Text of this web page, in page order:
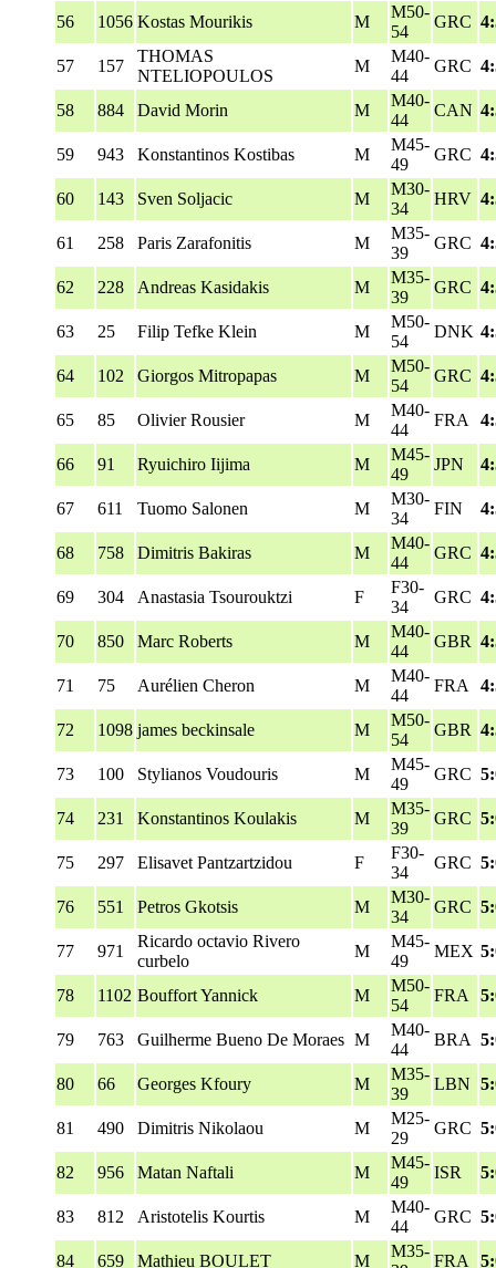
56 1056 Kostas Mourikis M
M50-
54
GRC
57 157
THOMAS
NTELIOPOULOS
M
M40-
44
GRC
58 884 David Morin M
M40-
44
CAN
59 943 Konstantinos Kostibas M
M45-
49
GRC
60 143 Sven Soljacic M
M30-
34
HRV
61 258 Paris Zarafonitis M
M35-
39
GRC
62 228 Andreas Kasidakis M
M35-
39
GRC
63 25 Filip Tefke Klein M
M50-
54
DNK
64 102 Giorgos Mitropapas M
M50-
54
GRC
65 85 Olivier Rousier M
M40-
44
FRA
66 91 Ryuichiro Iijima M
M45-
49
JPN
67 611 Tuomo Salonen M
M30-
34
FIN
68 758 Dimitris Bakiras M
M40-
44
GRC
69 304 Anastasia Tsourouktzi F
F30-
34
GRC
70 850 Marc Roberts M
M40-
44
GBR
71 75 Aurélien Cheron M
M40-
44
FRA
72 1098 james beckinsale M
M50-
54
GBR
73 100 Stylianos Voudouris M
M45-
49
GRC
74 231 Konstantinos Koulakis M
M35-
39
GRC
75 297 Elisavet Pantzartzidou F
F30-
34
GRC
76 551 Petros Gkotsis M
M30-
34
GRC
77 971
Ricardo octavio Rivero
curbelo
M
M45-
49
MEX
78 1102 Bouffort Yannick M
M50-
54
FRA
79 763 Guilherme Bueno De Moraes M
M40-
44
BRA
80 66 Georges Kfoury M
M35-
39
LBN
81 490 Dimitris Nikolaou M
M25-
29
GRC
82 956 Matan Naftali M
M45-
49
ISR
83 812 Aristotelis Kourtis M
M40-
44
GRC
84 659 Mathieu BOULET M
M35-
FRA